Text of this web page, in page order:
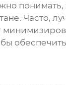
Часто,